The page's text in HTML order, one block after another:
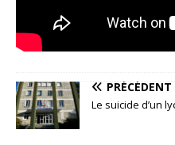
PRÉCÉDENT
Le suicide d’un